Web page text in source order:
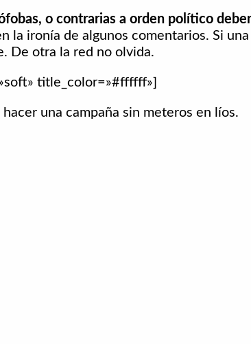
o contrarias a orden político
la ironía de algunos comentarios. Si
De otra la red no olvida.
title_color=»#ffffff»]
una campaña sin meteros en líos.